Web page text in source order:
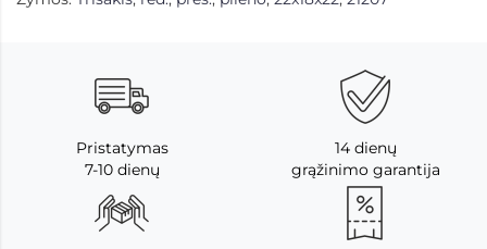
Pristatymas
7-10 dienų
14 dienų
grąžinimo garantija